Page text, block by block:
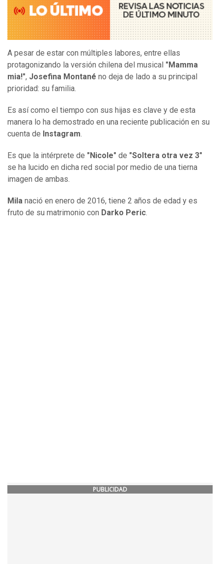
A pesar de estar con múltiples labores, entre ellas
protagonizando la versión chilena del musical "Mamma
mia!", Josefina Montané no deja de lado a su principal
prioridad: su familia.
Es así como el tiempo con sus hijas es clave y de esta
manera lo ha demostrado en una reciente publicación en su
cuenta de Instagram.
Es que la intérprete de "Nicole" de "Soltera otra vez 3"
se ha lucido en dicha red social por medio de una tierna
imagen de ambas.
Mila nació en enero de 2016, tiene 2 años de edad y es
fruto de su matrimonio con Darko Peric.
PUBLICIDAD